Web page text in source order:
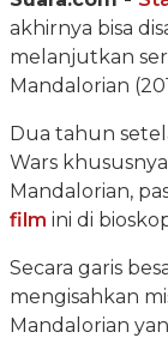
akhirnya bisa
melanjutkan
Mandalorian
Dua tahun
Wars
Mandalorian,
film ini di
Secara garis
mengisahkan
Mandalorian